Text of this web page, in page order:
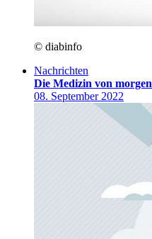
© diabinfo
Nachrichten
Die Medizin von morgen
08. September 2022